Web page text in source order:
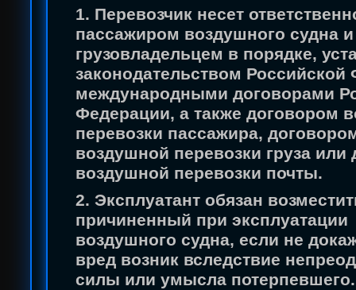
1. Перевозчик несет
пассажиром воздушного судна и
грузовладельцем в порядке,
законодательством Российской
международными договорами
Федерации, а также договором
перевозки пассажира,
воздушной перевозки груза или
воздушной перевозки почты.
2. Эксплуатант обязан
причиненный при эксплуатации
воздушного судна, если не
вред возник вследствие
силы или умысла потерпевшего.